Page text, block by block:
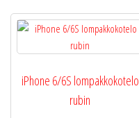
iPhone 6/6S lompakkokotelo
rubin